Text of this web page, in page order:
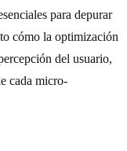
para depurar
cómo la optimización
del usuario,
cada micro-